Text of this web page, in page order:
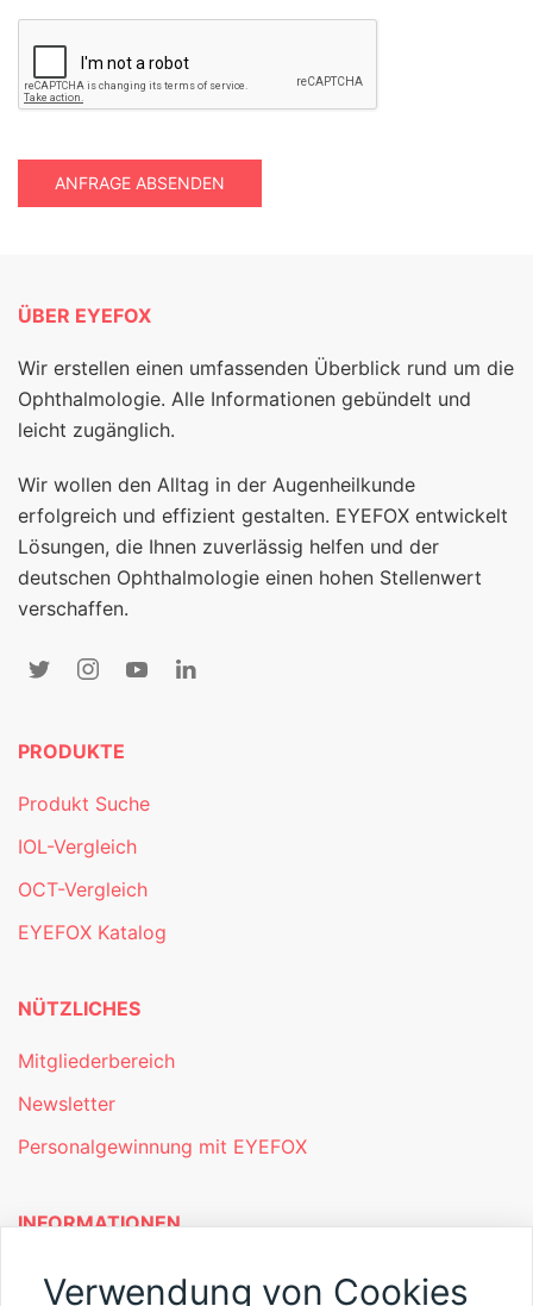
ANFRAGE ABSENDEN
ÜBER EYEFOX
Wir erstellen einen umfassenden Überblick rund um die
Ophthalmologie. Alle Informationen gebündelt und
leicht zugänglich.
Wir wollen den Alltag in der Augenheilkunde
erfolgreich und effizient gestalten. EYEFOX entwickelt
Lösungen, die Ihnen zuverlässig helfen und der
deutschen Ophthalmologie einen hohen Stellenwert
verschaffen.
PRODUKTE
Produkt Suche
IOL-Vergleich
OCT-Vergleich
EYEFOX Katalog
NÜTZLICHES
Mitgliederbereich
Newsletter
Personalgewinnung mit EYEFOX
INFORMATIONEN
Was ist EYEFOX – Ihre Möglichkeiten
Verwendung von Cookies